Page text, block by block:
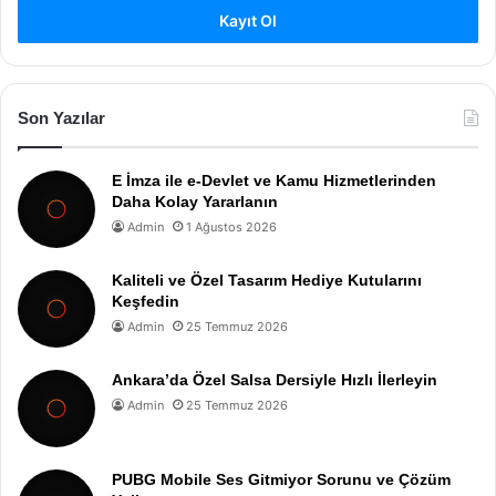
Kayıt Ol
Son Yazılar
E İmza ile e-Devlet ve Kamu Hizmetlerinden
Daha Kolay Yararlanın
Admin 1 Ağustos 2026
Kaliteli ve Özel Tasarım Hediye Kutularını
Keşfedin
Admin 25 Temmuz 2026
Ankara’da Özel Salsa Dersiyle Hızlı İlerleyin
Admin 25 Temmuz 2026
PUBG Mobile Ses Gitmiyor Sorunu ve Çözüm